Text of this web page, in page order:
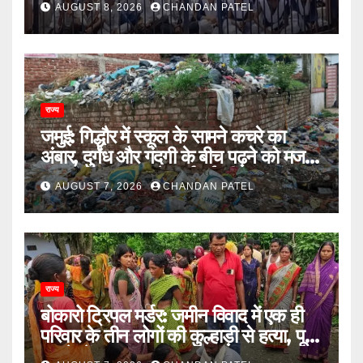
नहीं जाएंगे स्कूल
AUGUST 8, 2026 CHANDAN PATEL
राज्य
जमुई: गिद्धौर में स्कूल के सामने कचरे का
अंबार, दुर्गंध और गंदगी के बीच पढ़ने को मजबूर
छात्राएं, प्रशासन से कार्रवाई की मांग
AUGUST 7, 2026 CHANDAN PATEL
राज्य
बोकारो ट्रिपल मर्डर: जमीन विवाद में एक ही
परिवार के तीन लोगों की कुल्हाड़ी से हत्या, पूरे
इलाके में दहशत